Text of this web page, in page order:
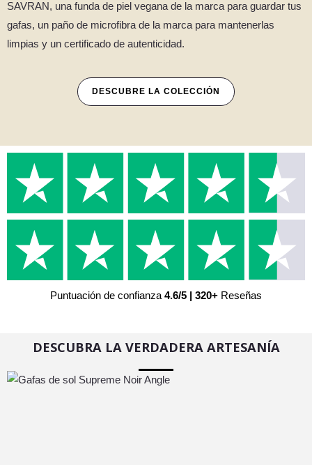
SAVRAN, una funda de piel vegana de la marca para guardar tus
gafas, un paño de microfibra de la marca para mantenerlas
limpias y un certificado de autenticidad.
DESCUBRE LA COLECCIÓN
Puntuación de confianza4.6/5 | 320+ Reseñas
DESCUBRA LA VERDADERA ARTESANÍA